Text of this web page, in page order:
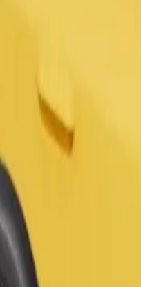
a "Avenu
Olympic Centre" a "Avenu
a personas mayores y